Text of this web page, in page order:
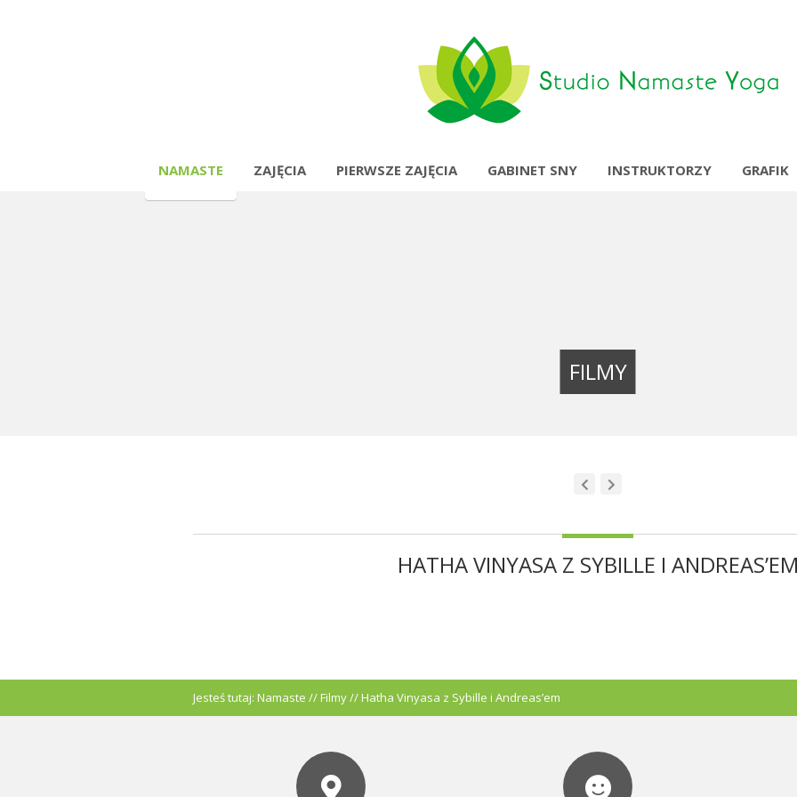
NAMASTE ZAJĘCIA PIERWSZE ZAJĘCIA GABINET SNY INSTRUKTORZY GRAFIK
FILMY
HATHA VINYASA Z SYBILLE I
Jesteś tutaj: Namaste //Filmy//Hatha Vinyasa z Sybille i Andreas’em